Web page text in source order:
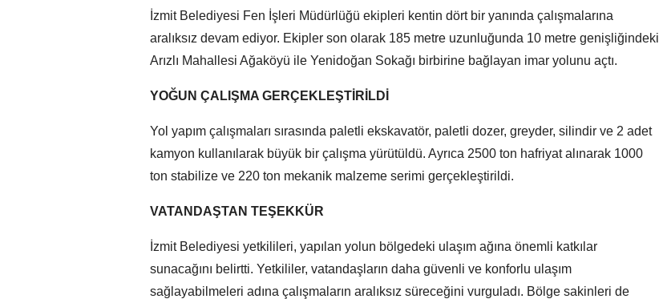
İzmit Belediyesi Fen İşleri Müdürlüğü ekipleri kentin dört bir yanında çalışmalarına
aralıksız devam ediyor. Ekipler son olarak 185 metre uzunluğunda 10 metre genişliğindeki
Arızlı Mahallesi Ağaköyü ile Yenidoğan Sokağı birbirine bağlayan imar yolunu açtı.
YOĞUN ÇALIŞMA GERÇEKLEŞTİRİLDİ
Yol yapım çalışmaları sırasında paletli ekskavatör, paletli dozer, greyder, silindir ve 2 adet
kamyon kullanılarak büyük bir çalışma yürütüldü. Ayrıca 2500 ton hafriyat alınarak 1000
ton stabilize ve 220 ton mekanik malzeme serimi gerçekleştirildi.
VATANDAŞTAN TEŞEKKÜR
İzmit Belediyesi yetkilileri, yapılan yolun bölgedeki ulaşım ağına önemli katkılar
sunacağını belirtti. Yetkililer, vatandaşların daha güvenli ve konforlu ulaşım
sağlayabilmeleri adına çalışmaların aralıksız süreceğini vurguladı. Bölge sakinleri de